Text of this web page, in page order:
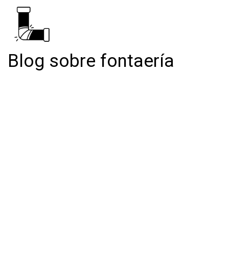
Blog sobre fontaería